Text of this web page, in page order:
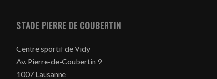
STADE PIERRE DE COUBERTIN
Centre sportif de Vidy
Av. Pierre-de-Coubertin 9
1007 Lausanne